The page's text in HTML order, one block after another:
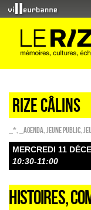
Rize câlins
_* _Agenda Jeune public
MERCREDI 11
10:30-11:00
HISTOIRES,